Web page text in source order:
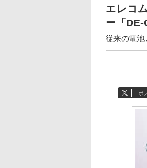
エレコ
ー「
従来の電池
ポ